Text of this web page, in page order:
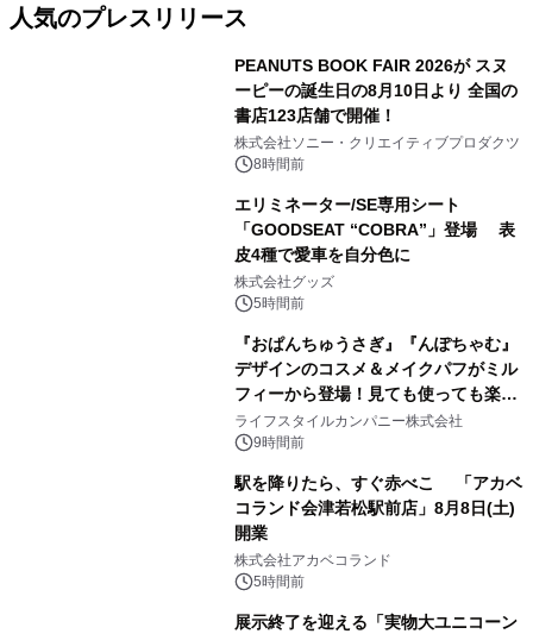
人気のプレスリリース
PEANUTS BOOK FAIR 2026が スヌ
ーピーの誕生日の8月10日より 全国の
書店123店舗で開催！
株式会社ソニー・クリエイティブプロダクツ
8時間前
エリミネーター/SE専用シート
「GOODSEAT “COBRA”」登場 表
皮4種で愛車を自分色に
株式会社グッズ
5時間前
『おぱんちゅうさぎ』『んぽちゃむ』
デザインのコスメ＆メイクパフがミル
フィーから登場！見ても使っても楽し
い、ポップでキュートなコレクショ
ン。
ライフスタイルカンパニー株式会社
9時間前
駅を降りたら、すぐ赤べこ 「アカベ
コランド会津若松駅前店」8月8日(土)
開業
株式会社アカベコランド
5時間前
展示終了を迎える「実物大ユニコーン